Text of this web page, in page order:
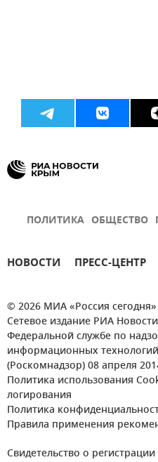
ПОЛИТИКА ОБЩЕСТВО
НОВОСТИ ПРЕСС-ЦЕНТР
© 2026 МИА «Россия сегодня»
Сетевое издание РИА
Федеральной службе по
информационных
(Роскомнадзор) 08 апреля
Политика использования
логирования
Политика
Правила применения
Свидетельство о